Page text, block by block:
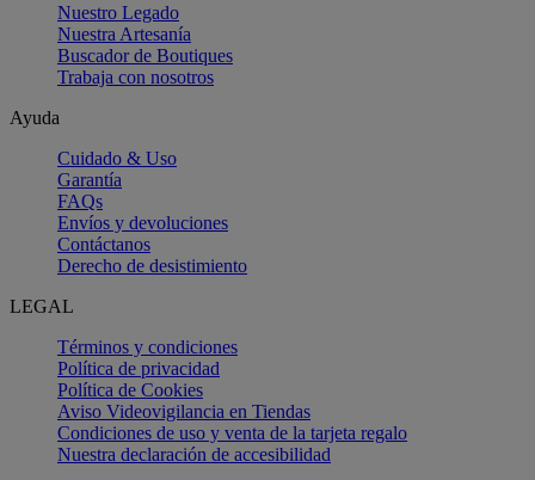
Nuestro Legado
Nuestra Artesanía
Buscador de Boutiques
Trabaja con nosotros
Ayuda
Cuidado & Uso
Garantía
FAQs
Envíos y devoluciones
Contáctanos
Derecho de desistimiento
LEGAL
Términos y condiciones
Política de privacidad
Política de Cookies
Aviso Videovigilancia en Tiendas
Condiciones de uso y venta de la tarjeta regalo
Nuestra declaración de accesibilidad